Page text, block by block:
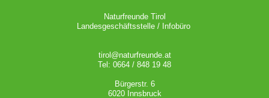
Naturfreunde Tirol
Landesgeschäftsstelle / Infobüro
tirol@naturfreunde.at
Tel: 0664 / 848 19 48
Bürgerstr. 6
6020 Innsbruck